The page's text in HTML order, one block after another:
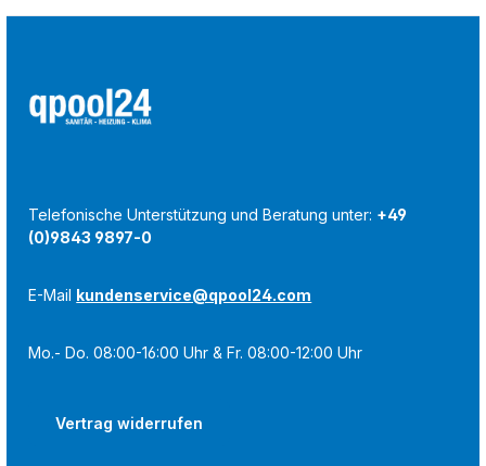
Telefonische Unterstützung und Beratung unter: +49
(0)9843 9897-0
E-Mail kundenservice@qpool24.com
Mo.- Do. 08:00-16:00 Uhr & Fr. 08:00-12:00 Uhr
Vertrag widerrufen